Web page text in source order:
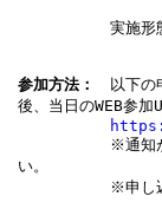
実施形態：遠
参加方法：
以下の
※通知が届かな
い。
※申し込み後に